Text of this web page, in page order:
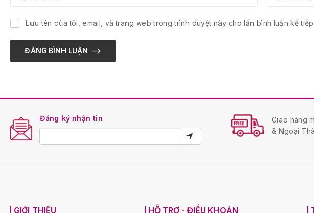
Lưu tên của tôi, email, và trang web trong trình duyệt này cho lần bình luận kế
ĐĂNG BÌNH LUẬN
Đăng ký nhận tin
Giao hàng
& Ngoại
GIỚI THIỆU HỖ TRỢ - ĐIỀU KHOẢN